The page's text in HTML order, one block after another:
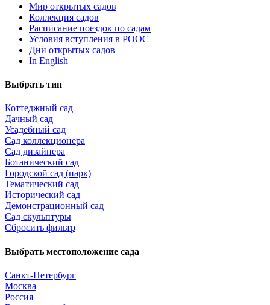
Мир открытых садов
Коллекция садов
Расписание поездок по садам
Условия вступления в РООС
Дни открытых садов
In English
Выбрать тип
Коттеджный сад
Дачный сад
Усадебный сад
Сад коллекционера
Сад дизайнера
Ботанический сад
Городской сад (парк)
Тематический сад
Исторический сад
Демонстрационный сад
Сад скульптуры
Сбросить фильтр
Выбрать местоположение сада
Санкт-Петербург
Москва
Россия